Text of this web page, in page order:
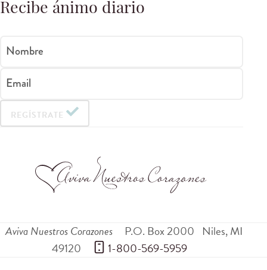
Recibe ánimo diario
Nombre
Email
REGÍSTRATE
Aviva Nuestros Corazones P.O. Box 2000 Niles,MI
49120
1-800-569-5959